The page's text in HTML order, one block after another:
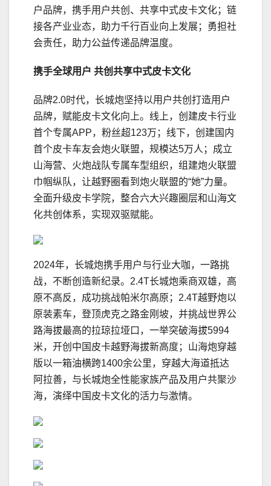
户品牌，携手用户共创、共享中式皮卡文化；链
接各产业业态，助力千行百业向上发展；勇担社
会责任，助力公益传递品牌温度。
携手全球用户 共创 共享中式皮卡文化
品牌2.0时代，长城炮坚持以用户共创打造用户
品牌，赋能皮卡文化向上。线上，创建皮卡行业
首个专属APP，粉丝超123万；线下，创建国内
首个皮卡车友会炮火联盟，规模达5万人；成立
山海营、火炮战队专属车型组织，组建炮火联盟
巾帼纵队，让越野圈看到炮火联盟的“她”力量。
全面升级皮卡学院，整合六大兴趣圈层和山海文
化共创体系，实现双驱赋能。
2024年，长城炮携手用户与行业大咖，一路挑
战，不断创造新纪录。2.4T长城炮乘商双雄，高
原不高反，成功挑战帕米尔高原；2.4T越野炮以
原装素车，登顶虎克之路金刚坡，并挑战世界公
路海拔最高的拉琼拉垭口，一举突破海拔5994
米，开创中国皮卡越野海拔新高度；山海炮穿越
版以一箱油横跨1400余公里，穿越大海道抵达
阿拉善，与长城炮全性能家族产品及用户共聚沙
海，演绎中国皮卡文化的活力与激情。